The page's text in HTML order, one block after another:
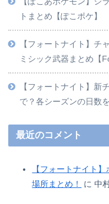
トまとめ【ぽこポケ】
【フォートナイト】チ
ミシック武器まとめ【
【フォートナイト】新
で？各シーズンの日数
最近のコメント
【フォートナイト
場所まとめ！
に中